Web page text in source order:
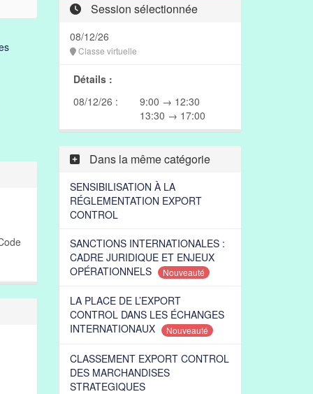
Session sélectionnée
08/12/26
Classe virtuelle
Détails :
08/12/26 :
9:00 → 12:30
13:30 → 17:00
Dans la même catégorie
SENSIBILISATION À LA
RÉGLEMENTATION EXPORT
CONTROL
SANCTIONS INTERNATIONALES :
CADRE JURIDIQUE ET ENJEUX
OPÉRATIONNELS
Nouveauté
LA PLACE DE L’EXPORT
CONTROL DANS LES ÉCHANGES
INTERNATIONAUX
Nouveauté
CLASSEMENT EXPORT CONTROL
DES MARCHANDISES
STRATEGIQUES